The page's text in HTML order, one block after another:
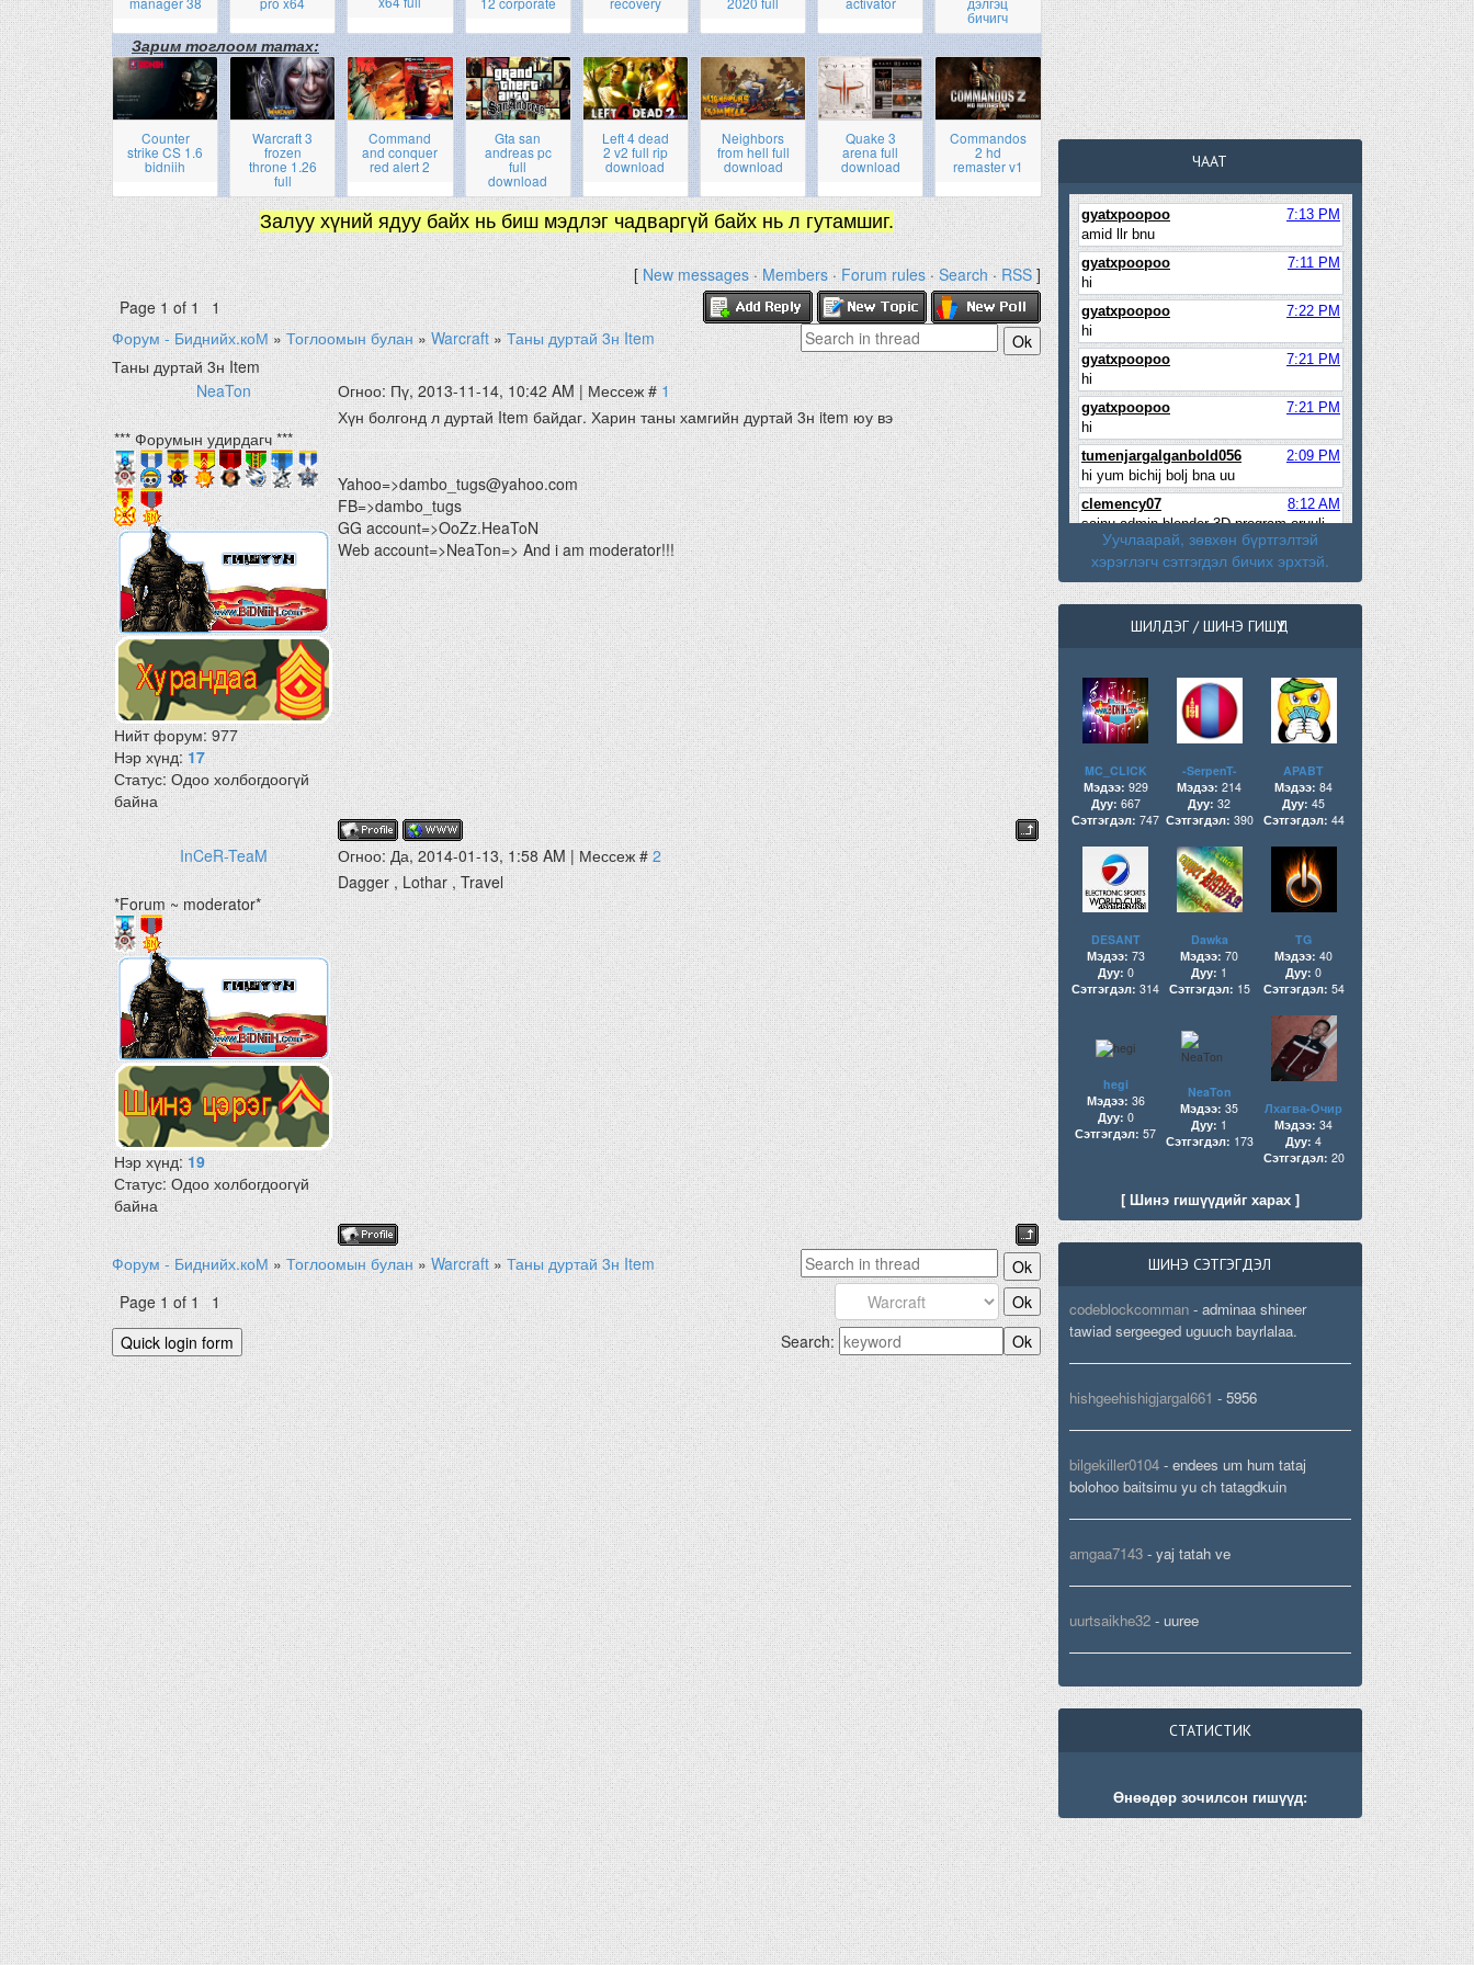
бичигч
Зарим тоглоом татах:
Counter
strike CS 1.6
bidniih
Warcraft 3
frozen
throne 1.26
full
Command
and conquer
red alert 2
Gta san
andreas pc
full
download
Left 4 dead
2 v2 full rip
download
Neighbors
from hell full
download
Quake 3
arena full
download
Commandos
2 hd
remaster v1
Залуу хүний ядуу байх нь биш мэдлэг чадваргүй байх нь л гутамшиг.
[New messages·Members·Forum rules·Search·RSS]
Page1of1
1
Форум - Биднийх.коМ » Тоглоомын булан » Warcraft » Таны дуртай 3н Item
Таны дуртай 3н Item
NeaTon
Огноо: Пү, 2013-11-14, 10:42 AM | Мессеж #1
*** Форумын удирдагч ***
Нийт форум:977
Нэр хүнд:17
Статус:Одоо холбогдоогүй
байна
Хүн болгонд л дуртай Item байдаг. Харин таны хамгийн дуртай 3н item юу вэ
Yahoo=>dambo_tugs@yahoo.com
FB=>dambo_tugs
GG account=>OoZz.HeaToN
Web account=>NeaTon=> And i am moderator!!!
InCeR-TeaM Огноо: Да, 2014-01-13, 1:58 AM | Мессеж #2
*Forum ~ moderator*
Нэр хүнд:19
Статус:Одоо холбогдоогүй
байна
Dagger , Lothar , Travel
Форум - Биднийх.коМ » Тоглоомын булан » Warcraft » Таны дуртай 3н Item
Page1of1
1
Search:
ЧААТ
Уучлаарай, зөвхөн бүртгэлтэй
хэрэглэгч сэтгэгдэл бичих эрхтэй.
ШИЛДЭГ / ШИНЭ ГИШҮҮД
MC_CLICK
Мэдээ: 929
Дуу: 667
Сэтгэгдэл:747
-SerpenT-
Мэдээ: 214
Дуу: 32
Сэтгэгдэл: 390
APABT
Мэдээ: 84
Дуу: 45
Сэтгэгдэл: 44
DESANT
Мэдээ: 73
Дуу: 0
Сэтгэгдэл:314
Dawka
Мэдээ: 70
Дуу: 1
Сэтгэгдэл: 15
TG
Мэдээ: 40
Дуу: 0
Сэтгэгдэл: 54
hegi
Мэдээ: 36
Дуу: 0
Сэтгэгдэл:57
NeaTon
Мэдээ: 35
Дуу: 1
Сэтгэгдэл: 173
Лхагва-Очир
Мэдээ: 34
Дуу: 4
Сэтгэгдэл: 20
[ Шинэ гишүүдийг харах ]
ШИНЭ СЭТГЭГДЭЛ
codeblockcomman- adminaa shineer
tawiad sergeeged uguuch bayrlalaa.
hishgeehishigjargal661 - 5956
bilgekiller0104- endees um hum tataj
bolohoo baitsimu yu ch tatagdkuin
amgaa7143- yaj tatah ve
uurtsaikhe32- uuree
СТАТИСТИК
Өнөөдөр зочилсон гишүүд: